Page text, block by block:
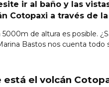
ir al baño y las
Cotopaxi a través de
5000m de altura es posible.
Bastos nos cuenta
está el volcán